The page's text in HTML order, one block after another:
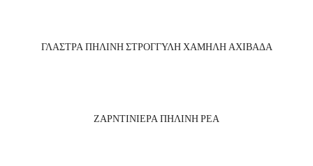
ΓΛΑΣΤΡΑ ΠΗΛΙΝΗ ΣΤΡΟΓΓΥΛΗ ΧΑΜΗΛΗ ΑΧΙΒΑΔΑ
ΖΑΡΝΤΙΝΙΕΡΑ ΠΗΛΙΝΗ ΡΕΑ